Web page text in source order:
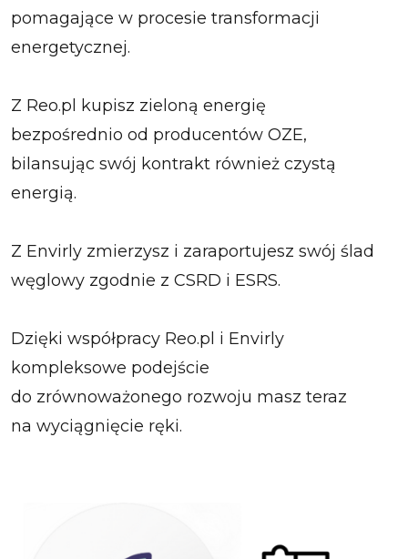
pomagające w procesie transformacji
energetycznej.
Z Reo.pl kupisz zieloną energię
bezpośrednio od producentów OZE,
bilansując swój kontrakt również czystą
energią.
Z Envirly zmierzysz i zaraportujesz swój ślad
węglowy zgodnie z CSRD i ESRS.
Dzięki współpracy Reo.pl i Envirly
kompleksowe podejście
do zrównoważonego rozwoju masz teraz
na wyciągnięcie ręki.